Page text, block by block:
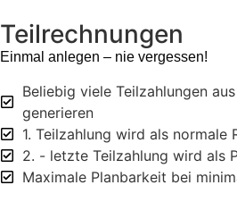
Teilrechnungen
Einmal anlegen – nie vergessen!
Beliebig viele Teilzahlungen
generieren
1. Teilzahlung wird als normale
2. - letzte Teilzahlung wird als
Maximale Planbarkeit bei